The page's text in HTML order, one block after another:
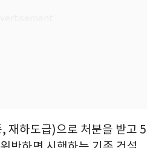
재하도급)으로 처분을 받고 5